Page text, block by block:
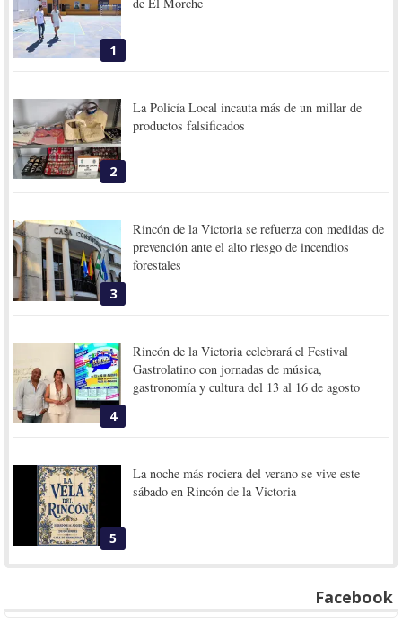
1
2
La Policía Local incauta más de un millar de
productos falsificados
3
Rincón de la Victoria se refuerza con medidas de
prevención ante el alto riesgo de incendios
forestales
4
Rincón de la Victoria celebrará el Festival
Gastrolatino con jornadas de música,
gastronomía y cultura del 13 al 16 de agosto
5
La noche más rociera del verano se vive este
sábado en Rincón de la Victoria
Facebook